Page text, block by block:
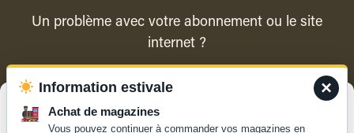
Un problème avec votre abonnement ou le site
internet ?
Contacter le service client ×
Information estivale
Achat de magazines
Vous pouvez continuer à commander vos magazines en